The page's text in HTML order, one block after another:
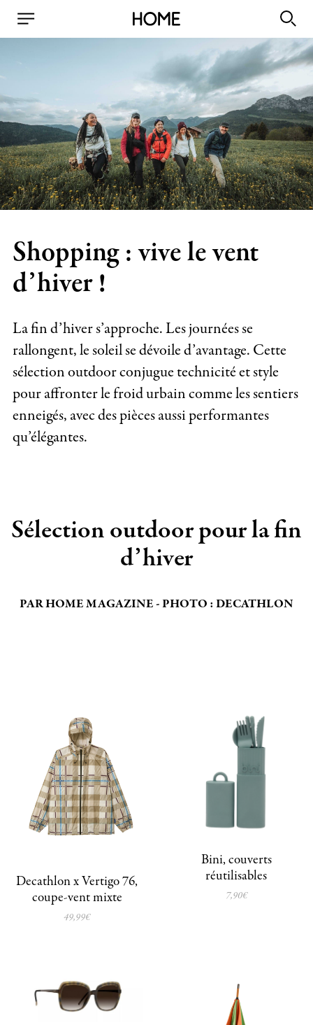
Shopping : vive le vent
d’hiver !
La fin d’hiver s’approche. Les journées se
rallongent, le soleil se dévoile d’avantage. Cette
sélection outdoor conjugue technicité et style
pour affronter le froid urbain comme les sentiers
enneigés, avec des pièces aussi performantes
qu’élégantes.
Sélection outdoor pour la fin
d’hiver
PAR HOME MAGAZINE - PHOTO : DECATHLON
Decathlon x Vertigo 76,
coupe-vent mixte
49,99€
Bini, couverts
réutilisables
7,90€